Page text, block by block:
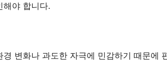
해야 합니다.
변화나 과도한 자극에 민감하기 때문에